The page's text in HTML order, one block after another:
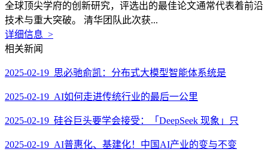
全球顶尖学府的创新研究，评选出的最佳论文通常代表着前沿
技术与重大突破。 清华团队此次获...
详细信息 >
相关新闻
2025-02-19 思必驰俞凯：分布式大模型智能体系统是
2025-02-19 AI如何走进传统行业的最后一公里
2025-02-19 硅谷巨头要学会接受：「DeepSeek 现象」只
2025-02-19 AI普惠化、基建化！中国AI产业的变与不变